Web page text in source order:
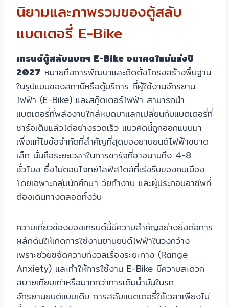
นิยามและภาพรวมของตู้สลับ
แบตเตอรี่ E-Bike
เทรนด์ตู้สลับแบตฯ E-Bike อนาคตใหม่แห่งปี
2027 หมายถึงการพัฒนาและติดตั้งโครงสร้างพื้นฐาน
ในรูปแบบของสถานีหรือตู้บริการ ที่ผู้ใช้งานจักรยาน
ไฟฟ้า (E-Bike) และสกู๊ตเตอร์ไฟฟ้า สามารถนำ
แบตเตอรี่ที่พลังงานใกล้หมดมาแลกเปลี่ยนกับแบตเตอรี่ที่
ชาร์จเต็มแล้วได้อย่างรวดเร็ว แนวคิดนี้ถูกออกแบบมา
เพื่อแก้ไขข้อจำกัดที่สำคัญที่สุดของยานยนต์ไฟฟ้าขนาด
เล็ก นั่นคือระยะเวลาในการชาร์จที่อาจนานถึง 4-8
ชั่วโมง ซึ่งไม่ตอบโจทย์ไลฟ์สไตล์ที่เร่งรีบของคนเมือง
โดยเฉพาะกลุ่มนักศึกษา วัยทำงาน และผู้ประกอบอาชีพที่
ต้องเดินทางตลอดทั้งวัน
ความเกี่ยวข้องของเทรนด์นี้มีความสำคัญอย่างยิ่งต่อการ
ผลักดันให้เกิดการใช้งานยานยนต์ไฟฟ้าในวงกว้าง
เพราะช่วยขจัดความกังวลเรื่องระยะทาง (Range
Anxiety) และทำให้การใช้งาน E-Bike มีความสะดวก
สบายเทียบเท่าหรือมากกว่าการเติมน้ำมันในรถ
จักรยานยนต์แบบเดิม การสลับแบตเตอรี่ใช้เวลาเพียงไม่